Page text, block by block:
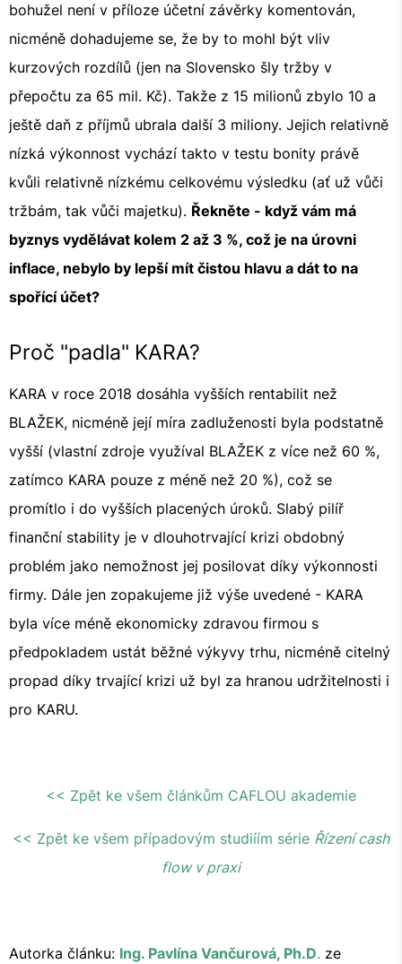
bohužel není v příloze účetní závěrky komentován,
nicméně dohadujeme se, že by to mohl být vliv
kurzových rozdílů (jen na Slovensko šly tržby v
přepočtu za 65 mil. Kč). Takže z 15 milionů zbylo 10 a
ještě daň z příjmů ubrala další 3 miliony. Jejich relativně
nízká výkonnost vychází takto v testu bonity právě
kvůli relativně nízkému celkovému výsledku (ať už vůči
tržbám, tak vůči majetku). Řekněte - když vám má
byznys vydělávat kolem 2 až 3 %, což je na úrovni
inflace, nebylo by lepší mít čistou hlavu a dát to na
spořící účet?
Proč "padla" KARA?
KARA v roce 2018 dosáhla vyšších rentabilit než
BLAŽEK, nicméně její míra zadluženosti byla podstatně
vyšší (vlastní zdroje využíval BLAŽEK z více než 60 %,
zatímco KARA pouze z méně než 20 %), což se
promítlo i do vyšších placených úroků. Slabý pilíř
finanční stability je v dlouhotrvající krizi obdobný
problém jako nemožnost jej posilovat díky výkonnosti
firmy. Dále jen zopakujeme již výše uvedené - KARA
byla více méně ekonomicky zdravou firmou s
předpokladem ustát běžné výkyvy trhu, nicméně citelný
propad díky trvající krizi už byl za hranou udržitelnosti i
pro KARU.
<< Zpět ke všem článkům CAFLOU akademie
<< Zpět ke všem případovým studiíím série Řízení cash
flow v praxi
Autorka článku: Ing. Pavlína Vančurová, Ph.D. ze